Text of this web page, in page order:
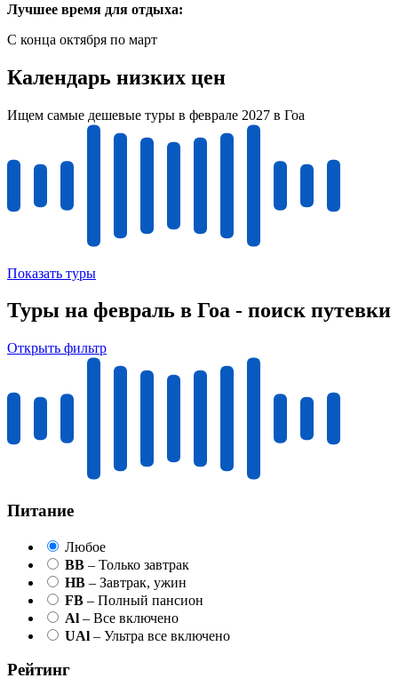
Лучшее время для отдыха:
С конца октября по март
Календарь низких цен
Ищем самые дешевые туры в феврале 2027 в Гоа
Показать туры
Туры на февраль в Гоа - поиск путевки
Открыть фильтр
Питание
Любое
BB – Только завтрак
HB – Завтрак, ужин
FB – Полный пансион
Al – Все включено
UAl – Ультра все включено
Рейтинг